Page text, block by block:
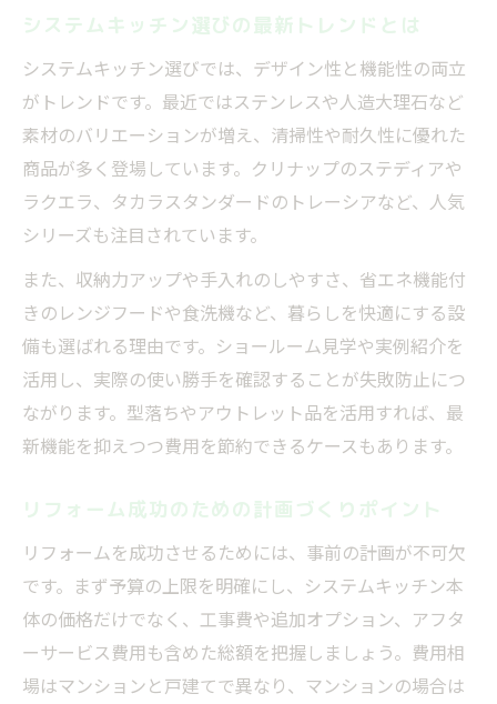
マンションキッチンリフォーム費用の目安
マンションでもできるリフォーム工夫集
型落ちシステムキッチン活用で賢く節約
型落ちシステムキッチンでリフォーム節約
型落ち活用時のリフォームメリットと注意
点
ーム
リフォーム費用を抑える賢い選び方のコツ
型落ち品リフォームで失敗しないための知
識
使いやすいキッチンへのリフォームポイント
システムキッチンのレイアウト選びの秘訣
収納力アップのためのリフォームアイデア
リフォーム後の家事効率が上がる工夫点
快適な動線を意識したキッチンリフォーム
術
システムキッチン選びの最新トレンドとは
システムキッチン選びでは、デザイン性と機能性の両立
がトレンドです。最近ではステンレスや人造大理石など
素材のバリエーションが増え、清掃性や耐久性に優れた
商品が多く登場しています。クリナップのステディアや
ラクエラ、タカラスタンダードのトレーシアなど、人気
シリーズも注目されています。
また、収納力アップや手入れのしやすさ、省エネ機能付
きのレンジフードや食洗機など、暮らしを快適にする設
備も選ばれる理由です。ショールーム見学や実例紹介を
活用し、実際の使い勝手を確認することが失敗防止につ
ながります。型落ちやアウトレット品を活用すれば、最
新機能を抑えつつ費用を節約できるケースもあります。
リフォーム成功のための計画づくりポイント
リフォームを成功させるためには、事前の計画が不可欠
です。まず予算の上限を明確にし、システムキッチン本
体の価格だけでなく、工事費や追加オプション、アフタ
ーサービス費用も含めた総額を把握しましょう。費用相
場はマンションと戸建てで異なり、マンションの場合は